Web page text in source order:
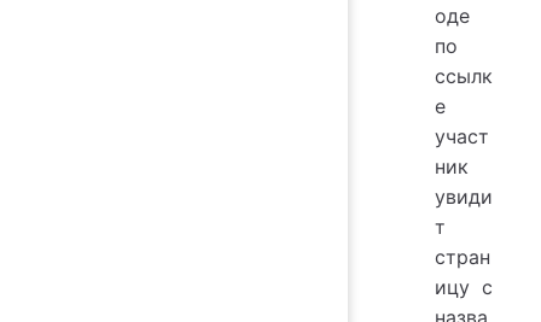
оде
по
ссылк
е
участ
ник
увиди
т
стран
ицу с